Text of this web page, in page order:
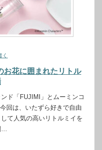
く
お花に囲まれたリトル
ド「FUJIMI」とムーミンコ
回は、いたずら好きで自由
て人気の高いリトルミイを
…